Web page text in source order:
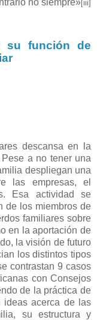
[iii]
su función de
descansa en la
a no tener una
despliegan una
las empresas, el
Esa actividad se
de los miembros de
familiares sobre
en la aportación de
la visión de futuro
los distintos tipos
contrastan 9 casos
con Consejos
de la práctica de
ideas acerca de las
su estructura y